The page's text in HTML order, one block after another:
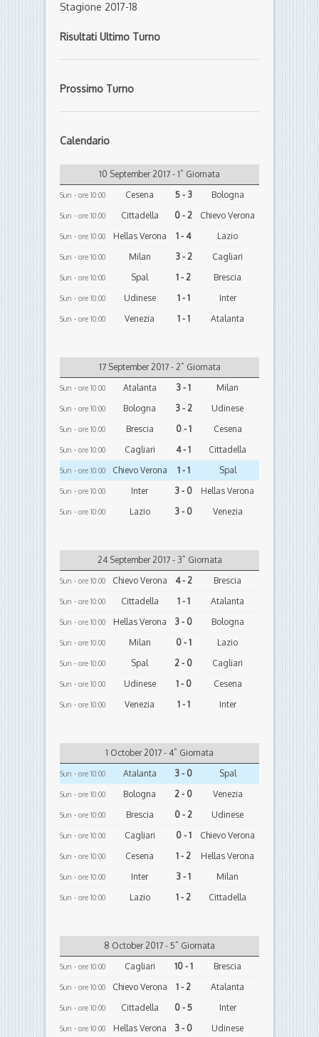
Stagione 2017-18
Risultati Ultimo Turno
Prossimo Turno
Calendario
10 September 2017 - 1ˆ Giornata
Sun - ore 10:00 Cesena 5 - 3 Bologna
Sun - ore 10:00 Cittadella 0 - 2 Chievo Verona
Sun - ore 10:00 Hellas Verona 1 - 4 Lazio
Sun - ore 10:00 Milan 3 - 2 Cagliari
Sun - ore 10:00 Spal 1 - 2 Brescia
Sun - ore 10:00 Udinese 1 - 1 Inter
Sun - ore 10:00 Venezia 1 - 1 Atalanta
17 September 2017 - 2ˆ Giornata
Sun - ore 10:00 Atalanta 3 - 1 Milan
Sun - ore 10:00 Bologna 3 - 2 Udinese
Sun - ore 10:00 Brescia 0 - 1 Cesena
Sun - ore 10:00 Cagliari 4 - 1 Cittadella
Sun - ore 10:00 Chievo Verona 1 - 1 Spal
Sun - ore 10:00 Inter 3 - 0 Hellas Verona
Sun - ore 10:00 Lazio 3 - 0 Venezia
24 September 2017 - 3ˆ Giornata
Sun - ore 10:00 Chievo Verona 4 - 2 Brescia
Sun - ore 10:00 Cittadella 1 - 1 Atalanta
Sun - ore 10:00 Hellas Verona 3 - 0 Bologna
Sun - ore 10:00 Milan 0 - 1 Lazio
Sun - ore 10:00 Spal 2 - 0 Cagliari
Sun - ore 10:00 Udinese 1 - 0 Cesena
Sun - ore 10:00 Venezia 1 - 1 Inter
1 October 2017 - 4ˆ Giornata
Sun - ore 10:00 Atalanta 3 - 0 Spal
Sun - ore 10:00 Bologna 2 - 0 Venezia
Sun - ore 10:00 Brescia 0 - 2 Udinese
Sun - ore 10:00 Cagliari 0 - 1 Chievo Verona
Sun - ore 10:00 Cesena 1 - 2 Hellas Verona
Sun - ore 10:00 Inter 3 - 1 Milan
Sun - ore 10:00 Lazio 1 - 2 Cittadella
8 October 2017 - 5ˆ Giornata
Sun - ore 10:00 Cagliari 10 - 1 Brescia
Sun - ore 10:00 Chievo Verona 1 - 2 Atalanta
Sun - ore 10:00 Cittadella 0 - 5 Inter
Sun - ore 10:00 Hellas Verona 3 - 0 Udinese